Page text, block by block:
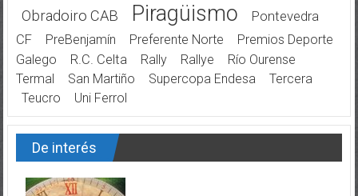
Obradoiro CAB Piragüismo
Pontevedra
CF
PreBenjamín Preferente Norte
Premios Deporte
Galego
R.C. Celta Rally Rallye
Río Ourense
Termal
San Martiño Supercopa Endesa
Tercera
Teucro
Uni Ferrol
De interés